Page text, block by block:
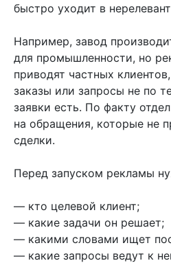
быстро уходит в
Например, завод
для промышленности, но
приводят частных
заказы или запросы не по
заявки есть. По факту
на обращения, которые не
сделки.
Перед запуском рекламы
— кто целевой клиент;
— какие задачи он решает;
— какими словами ищет
— какие запросы ведут к